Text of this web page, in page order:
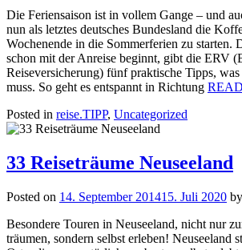
Die Feriensaison ist in vollem Gange – und
nun als letztes deutsches Bundesland die
Wochenende in die Sommerferien zu starten.
schon mit der Anreise beginnt, gibt die ERV
Reiseversicherung) fünf praktische Tipps,
muss. So geht es entspannt in Richtung
Posted in reise.TIPP, Uncategorized
33 Reiseträume Neuseeland
Posted on 14. September 201415. Juli 2020 by
Besondere Touren in Neuseeland, nicht nur
träumen, sondern selbst erleben! Neuseeland